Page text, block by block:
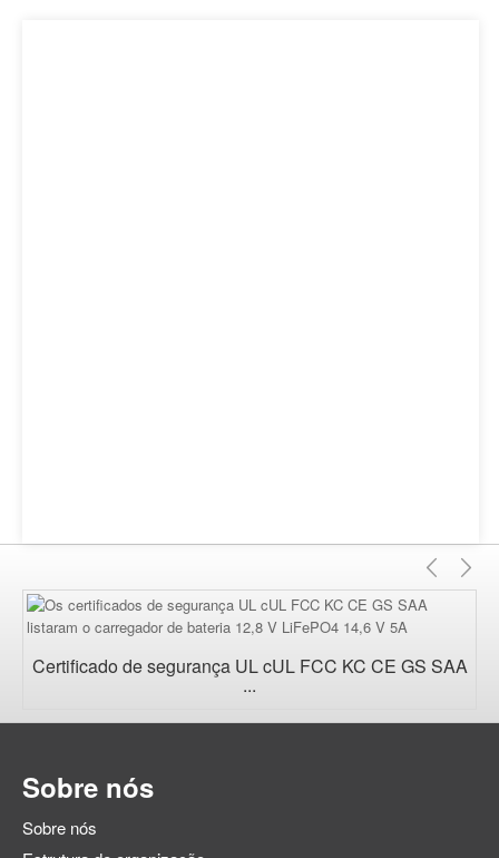
Certificado de segurança UL cUL FCC KC CE GS SAA
...
Sobre nós
Sobre nós